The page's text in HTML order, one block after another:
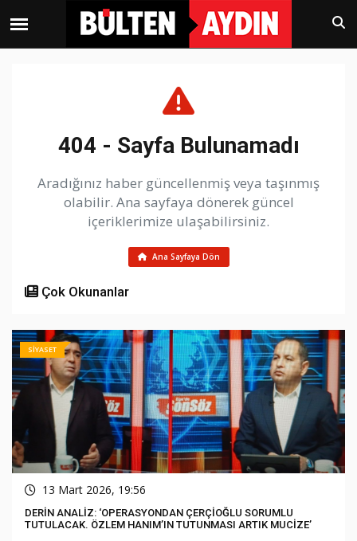
404 - Sayfa Bulunamadı
Aradığınız haber güncellenmiş veya taşınmış
olabilir. Ana sayfaya dönerek güncel
içeriklerimize ulaşabilirsiniz.
Ana Sayfaya Dön
Çok Okunanlar
SİYASET
13 Mart 2026, 19:56
DERİN ANALİZ: ‘OPERASYONDAN ÇERÇİOĞLU SORUMLU
TUTULACAK. ÖZLEM HANIM’IN TUTUNMASI ARTIK MUCİZE’